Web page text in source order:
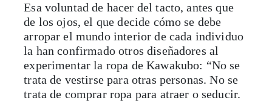
Esa voluntad de hacer del tacto, antes que
de los ojos, el que decide cómo se debe
arropar el mundo interior de cada individuo
la han confirmado otros diseñadores al
experimentar la ropa de Kawakubo: “No se
trata de vestirse para otras personas. No se
trata de comprar ropa para atraer o seducir.